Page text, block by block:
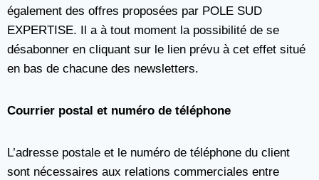
également des offres proposées par POLE SUD
EXPERTISE. Il a à tout moment la possibilité de se
désabonner en cliquant sur le lien prévu à cet effet situé
en bas de chacune des newsletters.
Courrier postal et numéro de téléphone
L’adresse postale et le numéro de téléphone du client
sont nécessaires aux relations commerciales entre